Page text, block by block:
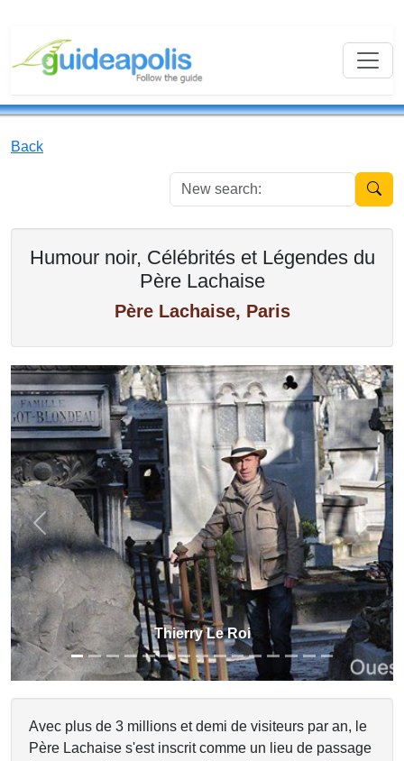
Back
New
Humour noir, Célébrités et Légendes du
Père Lachaise
Père Lachaise, Paris
Thierry Le Roi & Frédéric Chopin
Previous Next
Avec plus de 3 millions et demi de visiteurs par an, le
Père Lachaise s'est inscrit comme un lieu de passage